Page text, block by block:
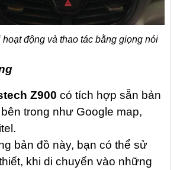
động và thao tác bằng giọng nói
Z900 có tích hợp sẵn bản
trong như Google map,
bản đồ này, bạn có thể sử
khi di chuyển vào những